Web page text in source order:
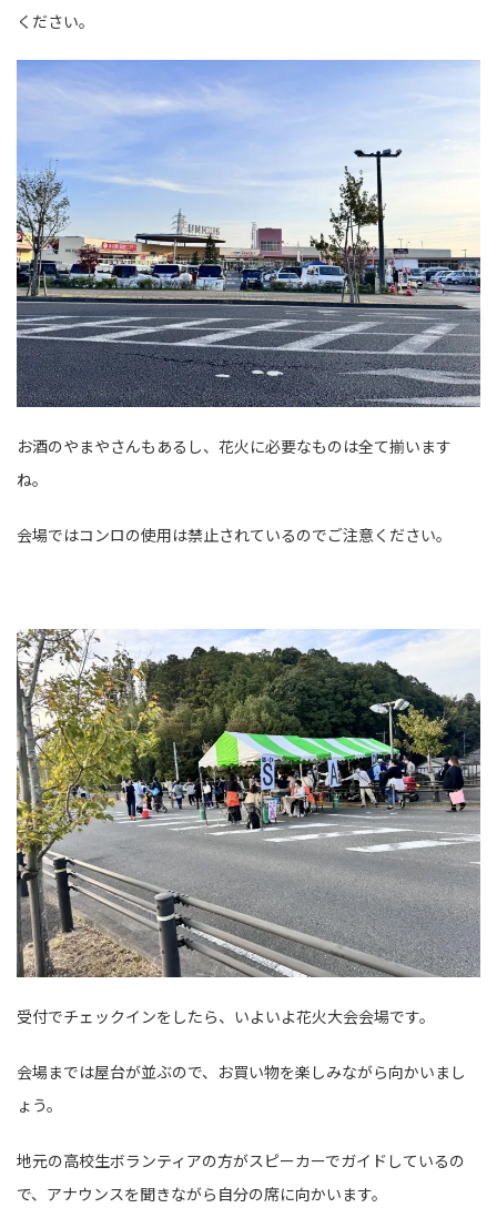
ください。
お酒のやまやさんもあるし、花火に必要なものは全て揃います
ね。
会場ではコンロの使用は禁止されているのでご注意ください。
受付でチェックインをしたら、いよいよ花火大会会場です。
会場までは屋台が並ぶので、お買い物を楽しみながら向かいまし
ょう。
地元の高校生ボランティアの方がスピーカーでガイドしているの
で、アナウンスを聞きながら自分の席に向かいます。